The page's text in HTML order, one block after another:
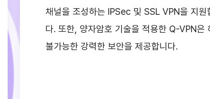
채널을 조성하는 IPSec 및 SSL VPN을 지원
다. 또한, 양자암호 기술을 적용한 Q-VPN은
불가능한 강력한 보안을 제공합니다.